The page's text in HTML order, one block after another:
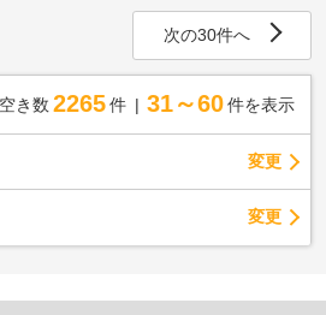
次の30件へ
空き数 2265 件 31～60 件を表示
変更
変更